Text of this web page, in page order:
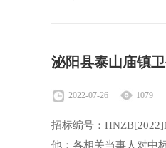
泌阳县泰山庙镇
2022-07-26 1079
招标编号：
他：各相关当事人对中